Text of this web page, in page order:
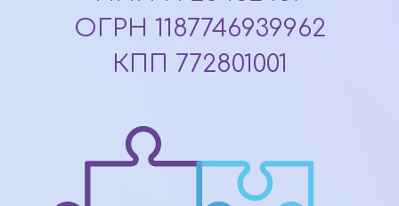
ОГРН 1187746939962
КПП 772801001